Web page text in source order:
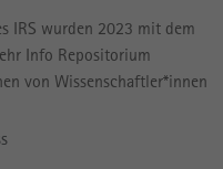
IRS wurden 2023 mit dem
Info Repositorium
von Wissenschaftler*innen